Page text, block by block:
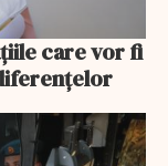
care vor fi